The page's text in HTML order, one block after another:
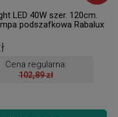
LED 40W szer. 120cm.
podszafkowa Rabalux
h. )
Cena regularna:
102,89 zł